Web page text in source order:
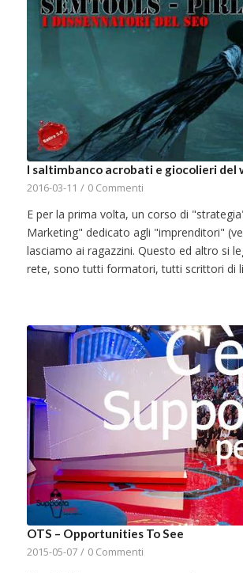
I saltimbanco acrobati e giocolieri del
2016-03-11 / 0 Commenti
E per la prima volta, un corso di
Marketing" dedicato agli "imprenditori"
lasciamo ai ragazzini. Questo ed altro si
rete, sono tutti formatori, tutti scrittori di
OTS – Opportunities To See
2015-05-07 / 0 Commenti